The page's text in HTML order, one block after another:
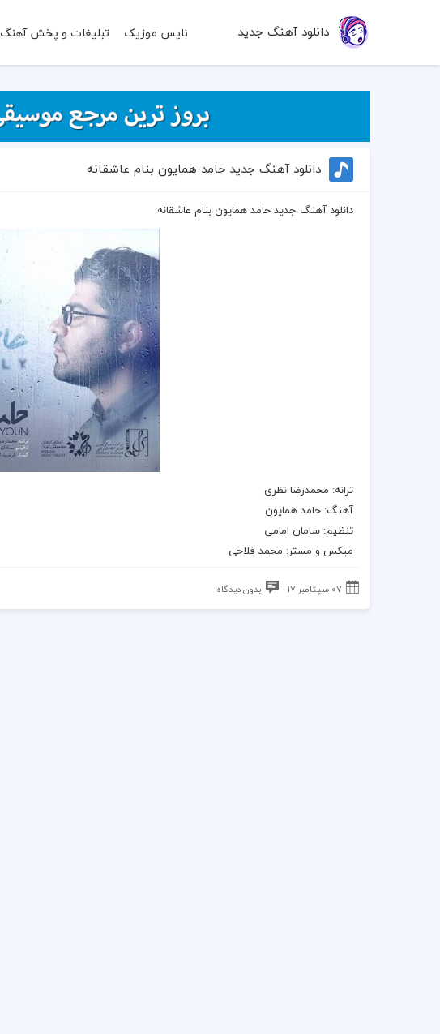
دانلود آهنگ جدید نایس موزیک تبلیغات و پخش آهنگ
دانلود آهنگ جدید حامد همایون بنام عاشقانه
دانلود آهنگ جدید حامد همایون بنام عاشقانه
ترانه: محمدرضا نظری
آهنگ:حامد همایون
تنظیم: سامان امامی
میکس و مستر: محمد فلاحی
07 سپتامبر 17 بدون دیدگاه